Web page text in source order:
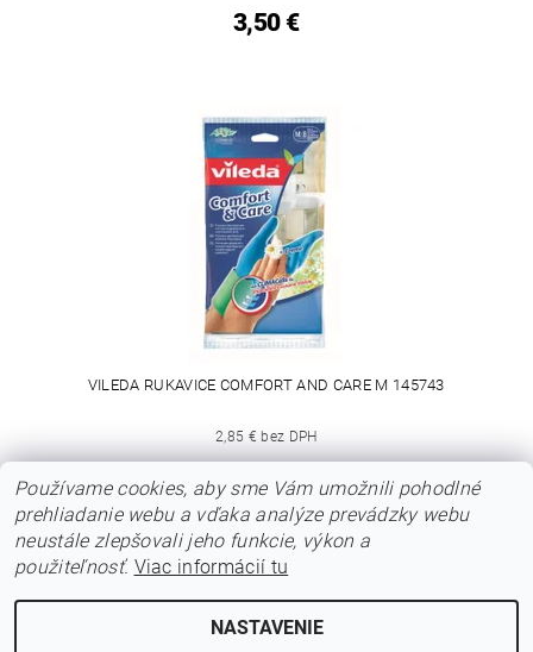
3,50 €
VILEDA RUKAVICE COMFORT AND CARE M 145743
2,85 € bez DPH
3,50 €
O nás | Obchodné podmienky | Zásady ochrany osobných údajov
|
Používame cookies, aby sme Vám umožnili pohodlné
prehliadanie webu a vďaka analýze prevádzky webu
neustále zlepšovali jeho funkcie, výkon a
použiteľnosť. Viac informácií tu
NASTAVENIE